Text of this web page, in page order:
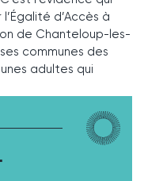
d’Accès à
de Chanteloup-les-
communes des
adultes qui